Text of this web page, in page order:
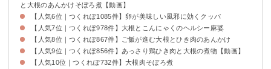
と大根のあんかけそぼろ煮【動画】
【人気6位｜つくれぽ1085件】卵が美味しい風邪に効くクッパ
【人気7位｜つくれぽ978件】大根とこんにゃくのヘルシー麻婆
【人気8位｜つくれぽ867件】ご飯が進む大根とひき肉のあんかけ
【人気9位｜つくれぽ856件】あっさり鶏ひき肉と大根の煮物【動画】
【人気10位｜つくれぽ732件】大根肉そぼろ煮